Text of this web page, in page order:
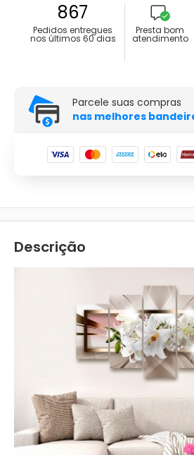
867
Pedidos entregues
nos últimos 60 dias
Presta bom
atendimento
Parcele suas compras
nas melhores
Descrição